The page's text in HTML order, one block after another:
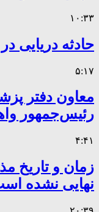
۱۰:۳۳
حادثه دریایی
۵:۱۷
معاون دفتر
رئیس‌جمهور
۴:۴۱
زمان و تاریخ
نهایی نشده